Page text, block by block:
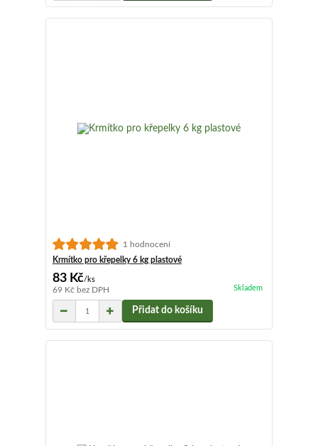
1 hodnocení
Krmítko pro křepelky 6 kg plastové
83 Kč/ks
69 Kč bez DPH Skladem
Přidat do košíku